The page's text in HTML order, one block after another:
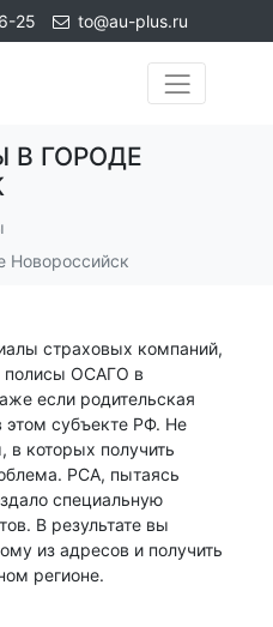
25 to@au-plus.ru
В ГОРОДЕ
Новороссийск
страховых компаний,
полисы ОСАГО в
если родительская
этом субъекте РФ. Не
в которых получить
РСА, пытаясь
специальную
В результате вы
из адресов и получить
регионе.